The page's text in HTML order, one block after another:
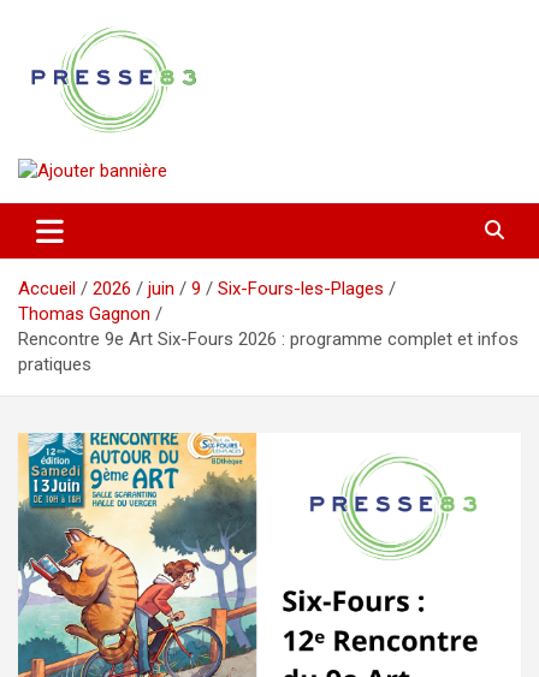
contenu
Presse 83
Accueil 2026 juin 9
Six-Fours-les-Plages
Thomas Gagnon
Rencontre 9e Art Six-Fours 2026 : programme complet et infos
pratiques